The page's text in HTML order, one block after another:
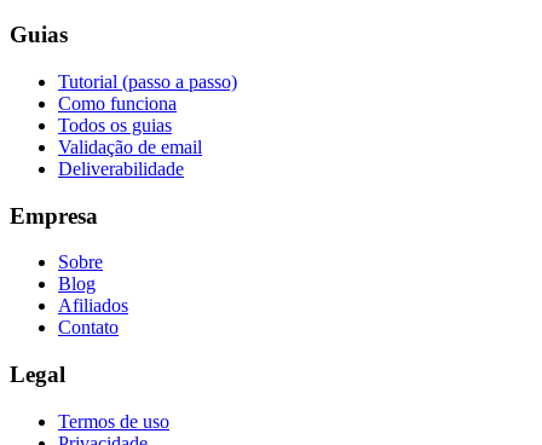
Guias
Tutorial (passo a passo)
Como funciona
Todos os guias
Validação de email
Deliverabilidade
Empresa
Sobre
Blog
Afiliados
Contato
Legal
Termos de uso